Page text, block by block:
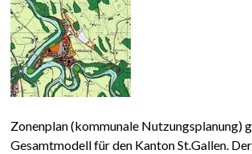
Zonenplan (kommunale Nutzungsplanung)
Gesamtmodell für den Kanton St.Gallen.